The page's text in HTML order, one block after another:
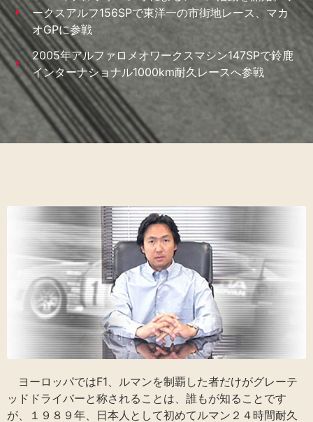
ークスアルフ156SPで東洋一の市街地レース、マカ
オGPに参戦
2005年アルファロメオワークスマシン147SPで鈴鹿
インターナショナル1000km耐久レースへ参戦
ヨーロッパではF1、ルマンを制覇した者だけがグレーテ
ッドドライバーと称されることは、誰もが知ることです
が、１９８９年、日本人として初めてルマン２４時間耐久